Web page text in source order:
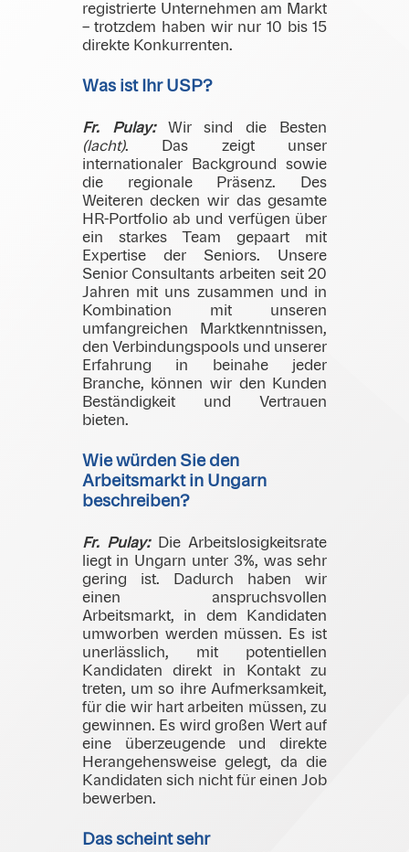
registrierte Unternehmen am Markt
– trotzdem haben wir nur 10 bis 15
direkte Konkurrenten.
Was ist Ihr USP?
Fr. Pulay: Wir sind die Besten
(lacht). Das zeigt unser
internationaler Background sowie
die regionale Präsenz. Des
Weiteren decken wir das gesamte
HR-Portfolio ab und verfügen über
ein starkes Team gepaart mit
Expertise der Seniors. Unsere
Senior Consultants arbeiten seit 20
Jahren mit uns zusammen und in
Kombination mit unseren
umfangreichen Marktkenntnissen,
den Verbindungspools und unserer
Erfahrung in beinahe jeder
Branche, können wir den Kunden
Beständigkeit und Vertrauen
bieten.
Wie würden Sie den
Arbeitsmarkt in Ungarn
beschreiben?
Fr. Pulay:Die Arbeitslosigkeitsrate
liegt in Ungarn unter 3%, was sehr
gering ist. Dadurch haben wir
einen anspruchsvollen
Arbeitsmarkt, in dem Kandidaten
umworben werden müssen. Es ist
unerlässlich, mit potentiellen
Kandidaten direkt in Kontakt zu
treten, um so ihre Aufmerksamkeit,
für die wir hart arbeiten müssen, zu
gewinnen. Es wird großen Wert auf
eine überzeugende und direkte
Herangehensweise gelegt, da die
Kandidaten sich nicht für einen Job
bewerben.
Das scheint sehr